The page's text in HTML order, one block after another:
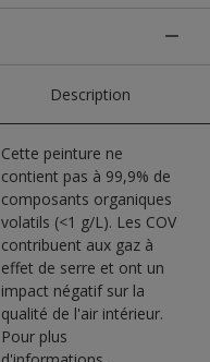
Description
Cette peinture ne
contient pas à 99,9% de
composants organiques
volatils (<1 g/L). Les COV
contribuent aux gaz à
effet de serre et ont un
impact négatif sur la
qualité de l'air intérieur.
Pour plus